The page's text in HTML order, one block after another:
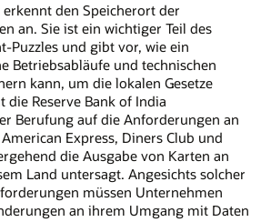
den Speicherort der
an. Sie ist ein wichtiger Teil des
Puzzles und gibt vor, wie ein
Betriebsabläufe und technischen
kann, um die lokalen Gesetze
die Reserve Bank of India
Berufung auf die Anforderungen an
Express, Diners Club und
die Ausgabe von Karten an
Land untersagt. Angesichts solcher
müssen Unternehmen
an ihrem Umgang mit Daten